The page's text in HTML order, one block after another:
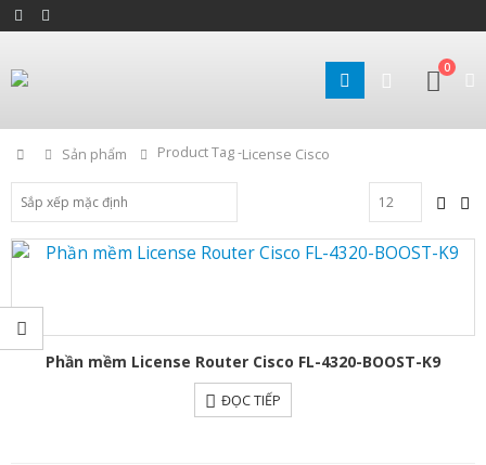
0
Home
Sản phẩm Product Tag -License Cisco
Phần mềm License Router Cisco FL-4320-BOOST-K9
ĐỌC TIẾP